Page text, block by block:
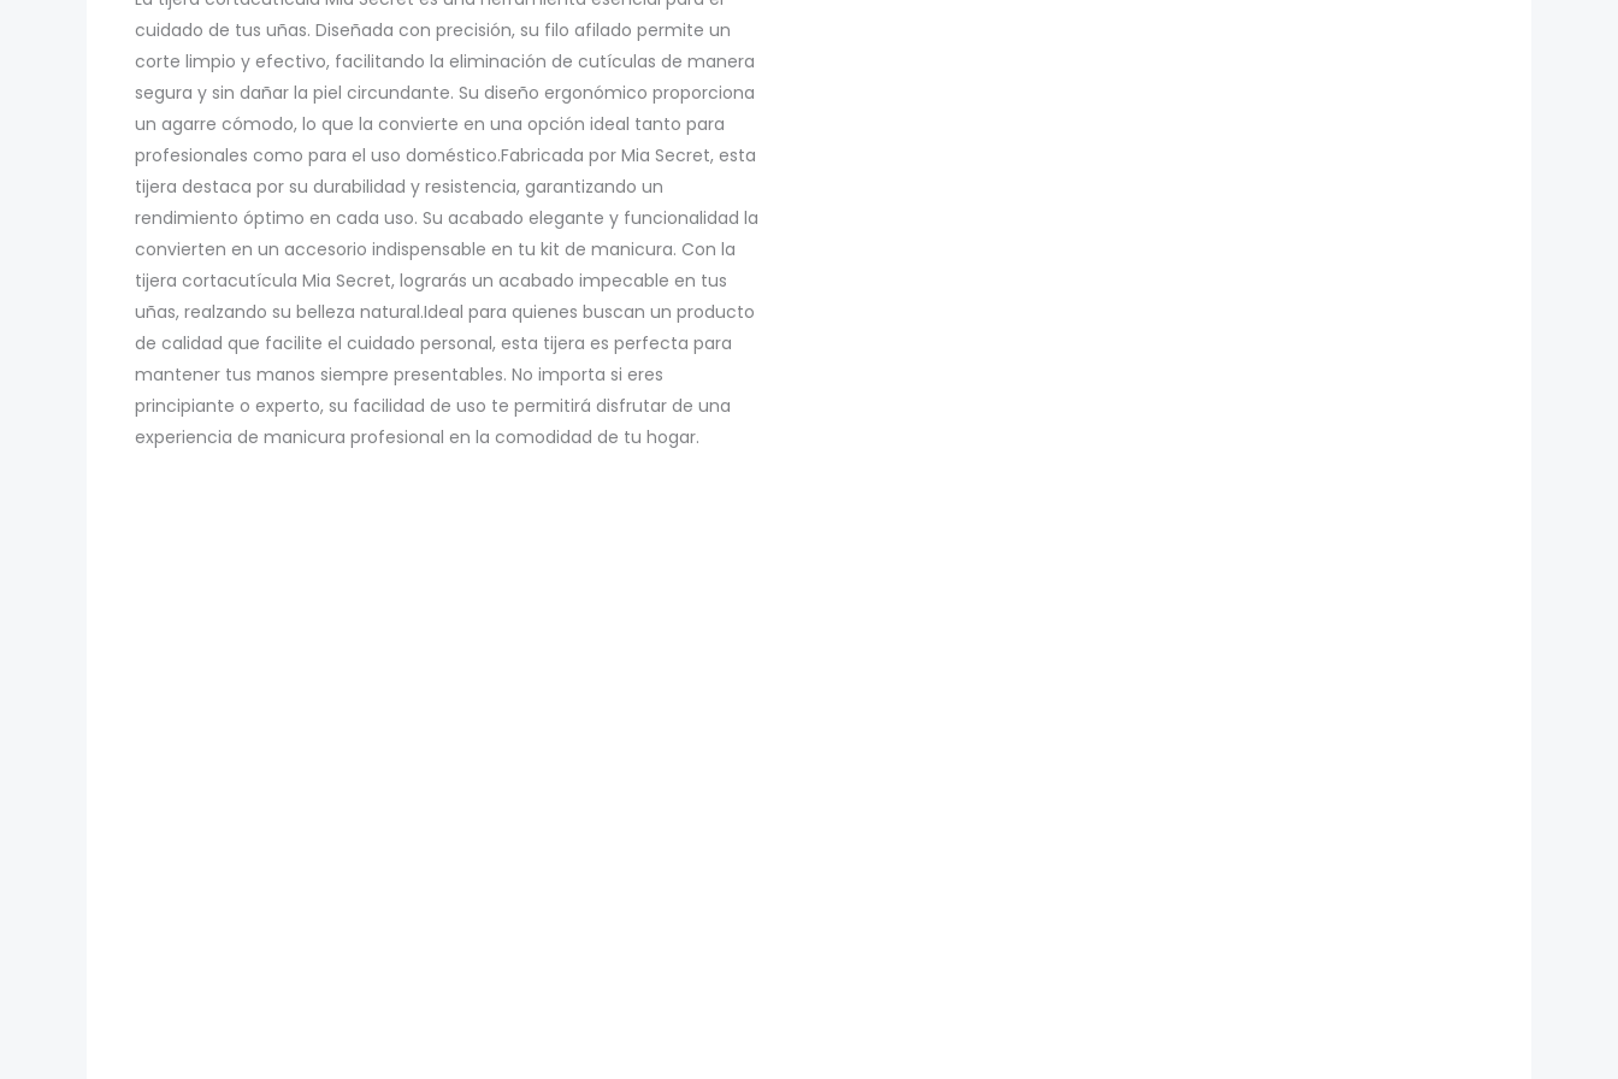
Cs-
785
cantidad
cuidado de tus uñas. Diseñada con precisión, su filo afilado permite un
corte limpio y efectivo, facilitando la eliminación de cutículas de manera
segura y sin dañar la piel circundante. Su diseño ergonómico proporciona
un agarre cómodo, lo que la convierte en una opción ideal tanto para
profesionales como para el uso doméstico.Fabricada por Mia Secret, esta
tijera destaca por su durabilidad y resistencia, garantizando un
rendimiento óptimo en cada uso. Su acabado elegante y funcionalidad la
convierten en un accesorio indispensable en tu kit de manicura. Con la
tijera cortacutícula Mia Secret, lograrás un acabado impecable en tus
uñas, realzando su belleza natural.Ideal para quienes buscan un producto
de calidad que facilite el cuidado personal, esta tijera es perfecta para
mantener tus manos siempre presentables. No importa si eres
principiante o experto, su facilidad de uso te permitirá disfrutar de una
experiencia de manicura profesional en la comodidad de tu hogar.